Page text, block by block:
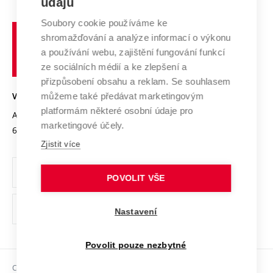
Systém zajišťování kvality výzkumu
Výzkumné infrastruktury
Transfer znalostí
Open Science
Projekty
Projekty ze strukturálních fondů
Specifický výzkum
Spolupráce se školami
Mezinárodní dohody
Univerzitní sítě
Profil univerzity
Udržitelná univerzita
Podnikavá univerzita / ContriBUTe
Bezpečná univerzita
Vyznamenání
Organizační struktura
Ochrana osobních údajů
odkaz)
Sociální bezpečí
učení
technické
Brně
VYSOKÉ UČENÍ TECHNICKÉ V BRNĚ
Antonínská 548/1
602 00 Brno
www.vut.cz
vut@vutbr.cz
Copyright © 2026 VUT
Soubory cookie používáme ke
shromažďování a analýze informací o výkonu
a používání webu, zajištění fungování funkcí
ze sociálních médií a ke zlepšení a
přizpůsobení obsahu a reklam. Se souhlasem
můžeme také předávat marketingovým
platformám některé osobní údaje pro
marketingové účely.
Zjistit více
POVOLIT VŠE
Nastavení
Povolit pouze nezbytné